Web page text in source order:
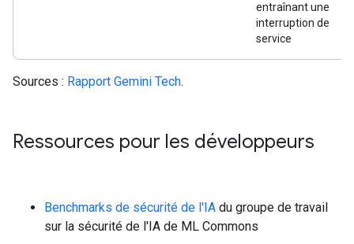
entraînant une
interruption de
service
Sources : Rapport Gemini Tech.
Ressources pour les développeurs
Benchmarks de sécurité de l'IA du groupe de travail
sur la sécurité de l'IA de ML Commons